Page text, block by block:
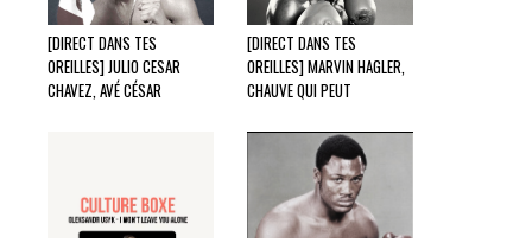
[DIRECT DANS TES
OREILLES] JULIO CESAR
CHAVEZ, AVÉ CÉSAR
[DIRECT DANS TES
OREILLES] MARVIN HAGLER,
CHAUVE QUI PEUT